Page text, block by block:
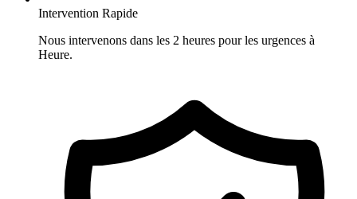
Intervention Rapide
Nous intervenons dans les 2 heures pour les urgences à
Heure.